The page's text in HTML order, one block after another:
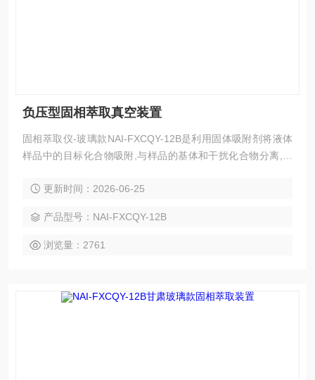
负压型固相萃取真空装置
固相萃取仪-玻璃款NAI-FXCQY-12B是利用固体吸附剂将液体
样品中的目标化合物吸附,与样品的基体和干扰化合物分离,然
目的（即样品的分离，净化和富集），12孔方形固相萃取仪目
真空装置
更新时间：2026-06-25
产品型号：NAI-FXCQY-12B
浏览量：2761